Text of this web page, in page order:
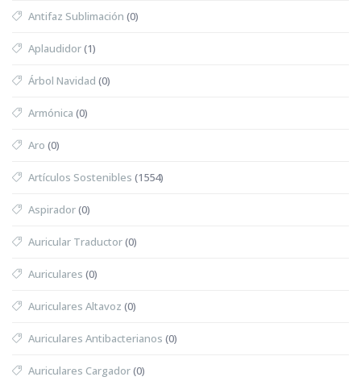
Antifaz Sublimación (0)
Aplaudidor(1)
Árbol Navidad (0)
Armónica (0)
Aro (0)
Artículos Sostenibles (1554)
Aspirador(0)
Auricular Traductor(0)
Auriculares (0)
Auriculares Altavoz (0)
Auriculares Antibacterianos (0)
Auriculares Cargador(0)